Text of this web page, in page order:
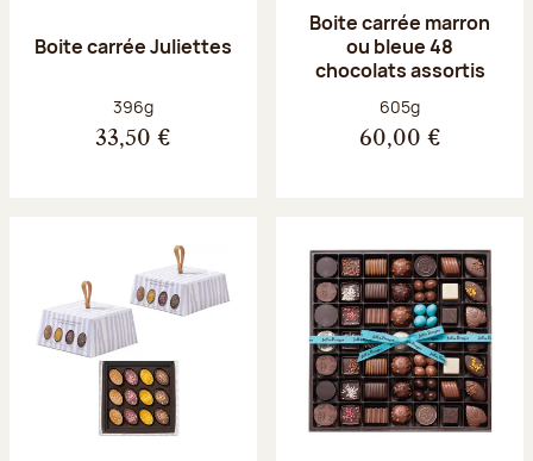
Boite carrée Juliettes
Poids net :
396g
33,50 €
Boite carrée marron
ou bleue 48
chocolats assortis
Poids net :
605g
60,00 €